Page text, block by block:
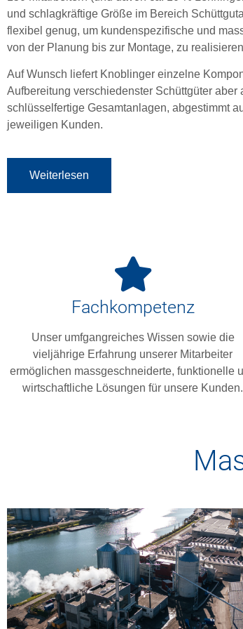
und schlagkräftige Größe im Bereich
flexibel genug, um kundenspezifische und
von der Planung bis zur Montage, zu
Auf Wunsch liefert Knoblinger einzelne
Aufbereitung verschiedenster Schüttgüter aber
schlüsselfertige Gesamtanlagen, abgestimmt
jeweiligen Kunden.
Weiterlesen
Fachkompetenz
Unser umfgangreiches Wissen sowie die
vieljährige Erfahrung unserer Mitarbeiter
ermöglichen massgeschneiderte, funktionelle
wirtschaftliche Lösungen für unsere Kunden.